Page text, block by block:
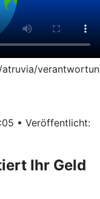
• Veröffentlicht:
Ihr Geld